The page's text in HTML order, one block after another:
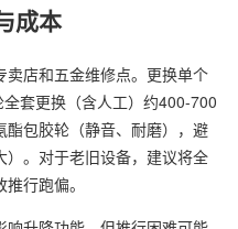
成本
店和五金维修点。更换单个
套更换（含人工）约400-700
包胶轮（静音、耐磨），避
。对于老旧设备，建议将全
行跑偏。